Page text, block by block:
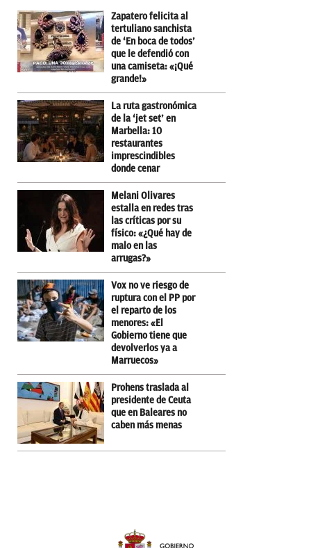
Zapatero felicita al
tertuliano sanchista
de ‘En boca de todos’
que le defendió con
una camiseta: «¡Qué
grande!»
La ruta gastronómica
de la ‘jet set’ en
Marbella: 10
restaurantes
imprescindibles
donde cenar
Melani Olivares
estalla en redes tras
las críticas por su
físico: «¿Qué hay de
malo en las
arrugas?»
Vox no ve riesgo de
ruptura con el PP por
el reparto de los
menores: «El
Gobierno tiene que
devolverlos ya a
Marruecos»
Prohens traslada al
presidente de Ceuta
que en Baleares no
caben más menas